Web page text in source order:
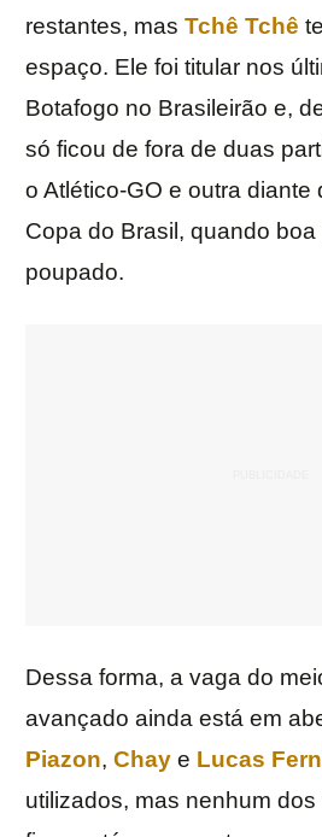
restantes, mas Tchê Tchê
espaço. Ele foi titular nos
Botafogo no Brasileirão e,
só ficou de fora de duas
o Atlético-GO e outra diante
Copa do Brasil, quando boa
poupado.
Dessa forma, a vaga do
avançado ainda está em
Piazon, Chay e Lucas
utilizados, mas nenhum